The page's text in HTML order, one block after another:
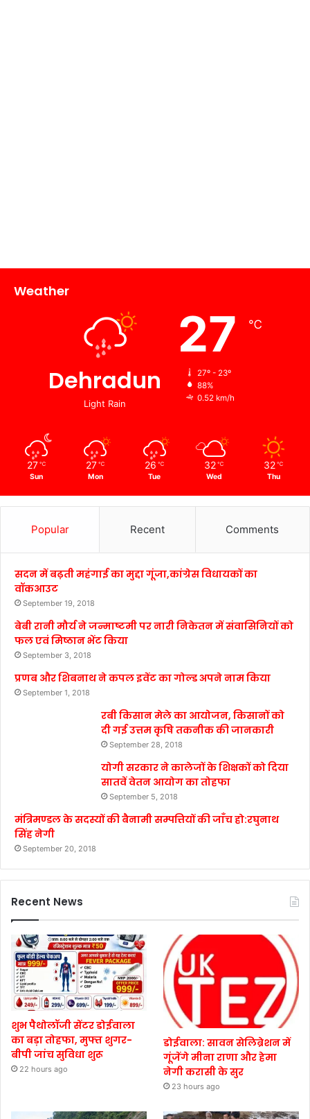
Weather
Dehradun
Light Rain
27 ℃
27º - 23º
88%
0.52 km/h
27 ℃
Sun
27 ℃
Mon
26 ℃
Tue
32 ℃
Wed
32 ℃
Thu
Popular Recent Comments
सदन में बढ़ती महंगाई का मुद्दा गूंजा,कांग्रेस विधायकों का
वॉकआउट
September 19, 2018
बेबी रानी मौर्य ने जन्माष्टमी पर नारी निकेतन में संवासिनियों को
फल एवं मिष्ठान भेंट किया
September 3, 2018
प्रणब और शिबनाथ ने कपल इवेंट का गोल्ड अपने नाम किया
September 1, 2018
रबी किसान मेले का आयोजन, किसानों को
दी गई उत्तम कृषि तकनीक की जानकारी
September 28, 2018
योगी सरकार ने कालेजों के शिक्षकों को दिया
सातवें वेतन आयोग का तोहफा
September 5, 2018
मंत्रिमण्डल के सदस्यों की बैनामी सम्पत्तियों की जाँच हो:रघुनाथ
सिंह नेगी
September 20, 2018
Recent News
शुभ पैथोलॉजी सेंटर डोईवाला
का बड़ा तोहफा, मुफ्त शुगर-
बीपी जांच सुविधा शुरू
22 hours ago
डोईवाला: सावन सेलिब्रेशन में
गूंजेंगे मीना राणा और हेमा
नेगी करासी के सुर
23 hours ago